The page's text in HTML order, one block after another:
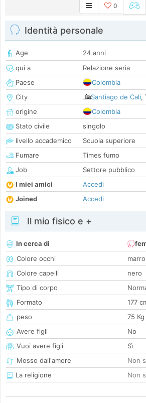
0
Identità personale
Age
24 anni
qui a
Relazione seria
Paese
Colombia
City
Santiago de Cali,
origine
Colombia
Stato civile
singolo
livello accademico
Scuola superiore
Fumare
Times fumo
Job
Settore pubblico
I miei amici
Accedi
Joined
Accedi
Il mio fisico e +
In cerca di
Colore occhi
Colore capelli
nero
Tipo di corpo
Formato
177
peso
75 Kg
Avere figli
No
Vuoi avere figli
Sì
Mosso dall'amore
Non
La religione
Non